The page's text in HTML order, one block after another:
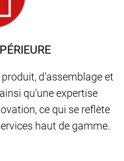
d'assemblage et
qu'une expertise
ce qui se reflète
haut de gamme.